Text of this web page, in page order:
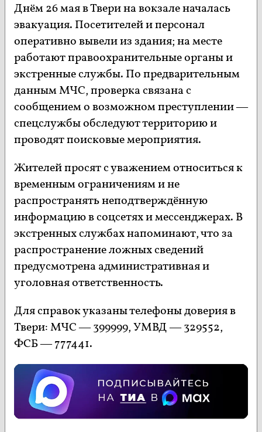
Днём 26 мая в Твери на вокзале началась
эвакуация. Посетителей и персонал
оперативно вывели из здания; на месте
работают правоохранительные органы и
экстренные службы. По предварительным
данным МЧС, проверка связана с
сообщением о возможном преступлении —
спецслужбы обследуют территорию и
проводят поисковые мероприятия.
Жителей просят с уважением относиться к
временным ограничениям и не
распространять неподтверждённую
информацию в соцсетях и мессенджерах. В
экстренных службах напоминают, что за
распространение ложных сведений
предусмотрена административная и
уголовная ответственность.
Для справок указаны телефоны доверия в
Твери: МЧС — 399999, УМВД — 329552,
ФСБ — 777441.